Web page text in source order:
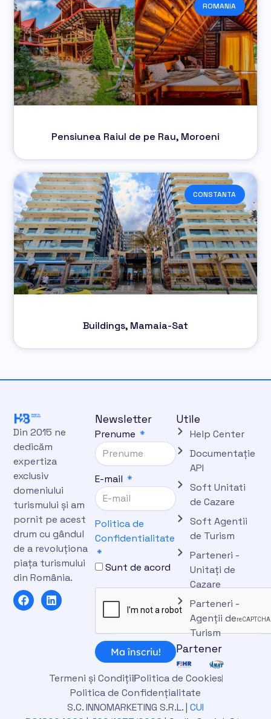
ROMANIA
Pensiunea Raiul de pe Rau, Moroeni
CONSTANTA
Buildings, Mamaia-Sat
Din 2015 ne
dedicăm
expertiza
exclusiv
domeniului
turismului și am
pornit pe acest
drum cu gândul
de a revoluționa
piața turismului
din România.
F
a
L
i
Newsletter
Prenume
E-mail
Politica de
Confidentialitate
Sunt de acord
Ma înscriu!
Utile
Help Center
Documentație
API
Soft Unitati
de Cazare
Soft Agentii
de Turism
Parteneri -
Unitați de
Cazare
Parteneri -
Agenții de
Turism
Partener
Termeni și CondițiiPolitica de Cookies
Politica de Confidențialitate
S.C. INNOMARKETING S.R.L. | CUI